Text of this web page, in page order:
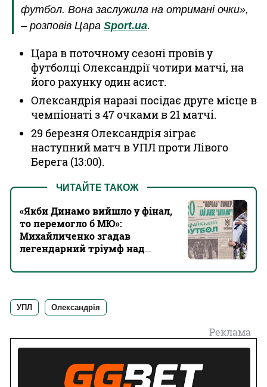
футбол. Вона заслужила на отримані очки»,
– розповів Цара Sport.ua.
Цара в поточному сезоні провів у
футболці Олександрії чотири матчі, на
його рахунку один асист.
Олександрія наразі посідає друге місце в
чемпіонаті з 47 очками в 21 матчі.
29 березня Олександрія зіграє
наступний матч в УПЛ проти Лівого
Берега (13:00).
ЧИТАЙТЕ ТАКОЖ
«Якби Динамо вийшло у фінал,
то перемогло б МЮ»:
Михайличенко згадав
легендарний тріумф над
УПЛ Олександрія
Реклама